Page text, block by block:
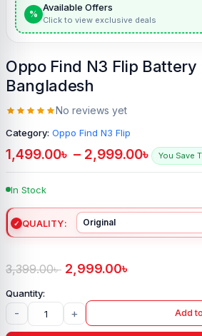
%
Available Offers
Click to view exclusive deals
Oppo Find N3 Flip Battery
Bangladesh
No reviews yet
Category: Oppo Find N3 Flip
1,499.00৳ – 2,999.00৳ You Save
In Stock
QUALITY
3,399.00৳ 2,999.00৳
- + Add